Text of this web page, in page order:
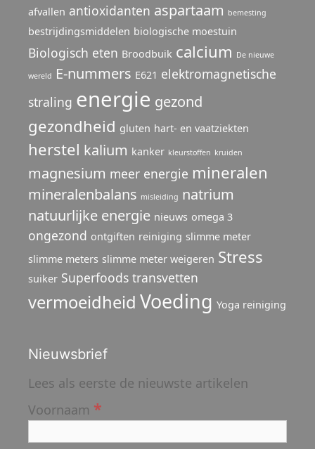
afvallen antioxidanten aspartaam bemesting
bestrijdingsmiddelen biologische moestuin
Biologisch eten Broodbuik calcium De nieuwe
wereld E-nummers E621 elektromagnetische
straling energie gezond
gezondheid gluten hart- en vaatziekten
herstel kalium kanker kleurstoffen kruiden
magnesium meer energie mineralen
mineralenbalans misleiding natrium
natuurlijke energie nieuws omega 3
ongezond ontgiften reiniging slimme meter
slimme meters slimme meter weigeren Stress
suiker Superfoods transvetten
vermoeidheid Voeding Yoga reiniging
Nieuwsbrief
Lees als eerste de nieuwste artikelen
Voornaam *